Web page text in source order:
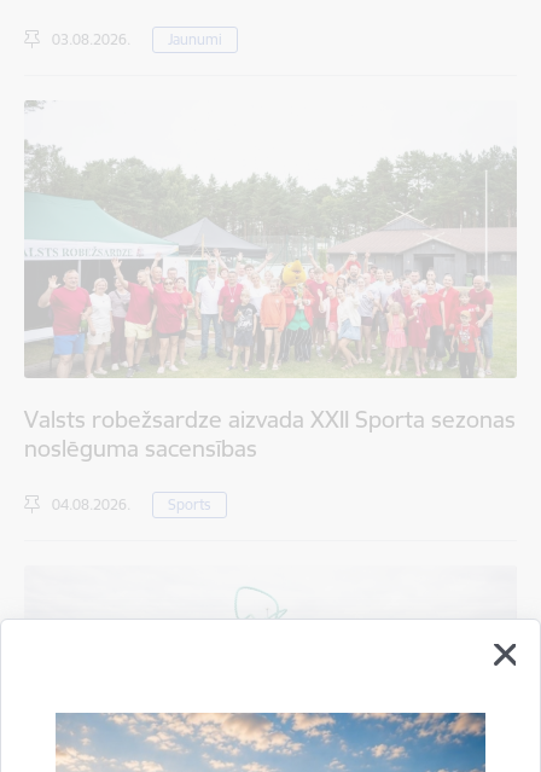
03.08.2026. Jaunumi
Valsts robežsardze aizvada XXII Sporta sezonas
noslēguma sacensības
04.08.2026. Sports